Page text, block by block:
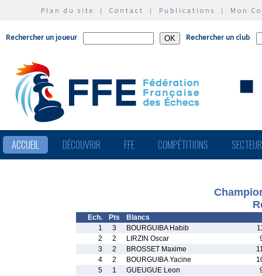
Plan du site | Contact | Publications | Mon
Rechercher un joueur Rechercher un club
ACCUEIL DÉCOUVRIR FFE COMPÉTITIONS
Ech. Pts
Blancs
1
3 BOURGUIBA Habib
2
2 LIRZIN Oscar
3
2 BROSSET Maxime
4
2 BOURGUIBA Yacine
5
1 GUEUGUE Leon